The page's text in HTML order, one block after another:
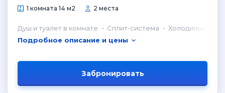
1 комната 14 м2 2 места
Душ и туалет в комнате Сплит-система
Холодильник в
Подробное описание и цены
Забронировать